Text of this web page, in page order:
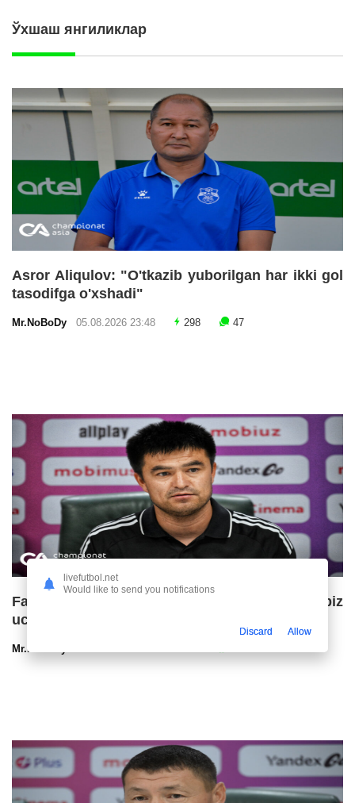
Ўхшаш янгиликлар
Asror Aliqulov: "O'tkazib yuborilgan har ikki gol
tasodifga o'xshadi"
Mr.NoBoDy 05.08.2026 23:48 298 47
Farhod Nishonov: "Sho'rtan"ga qarshi bahs biz
uchun final o'yinidek bo'ladi"
Mr.NoBoDy
livefutbol.net
Would like to send you notifications
Discard Allow